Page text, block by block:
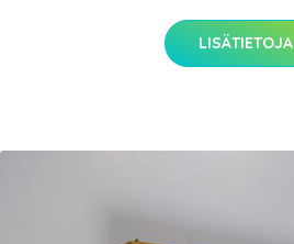
LISÄTIETOJA